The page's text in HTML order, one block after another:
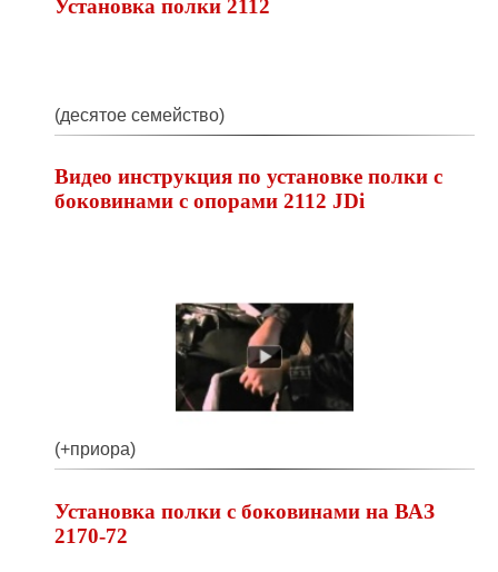
Установка полки 2112
(десятое семейство)
Видео инструкция по установке полки с
боковинами c опорами 2112 JDi
(+приора)
Установка полки с боковинами на ВАЗ
2170-72